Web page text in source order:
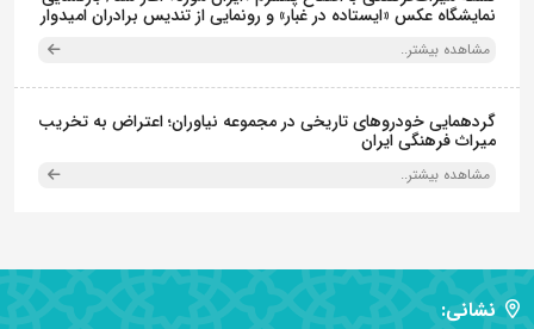
نمایشگاه عکس «ایستاده در غبار» و رونمایی از تندیس برادران امیدوار
مشاهده بیشتر..
گردهمایی خودروهای تاریخی در مجموعه نیاوران؛ اعتراض به تخریب
میراث فرهنگی ایران
مشاهده بیشتر..
نشانی: